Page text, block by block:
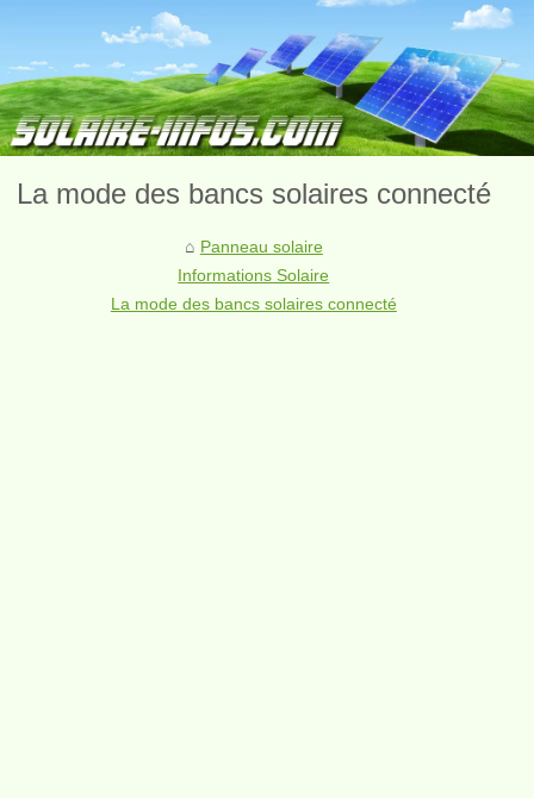
La mode des bancs solaires connecté
Panneau solaire
Informations Solaire
La mode des bancs solaires connecté